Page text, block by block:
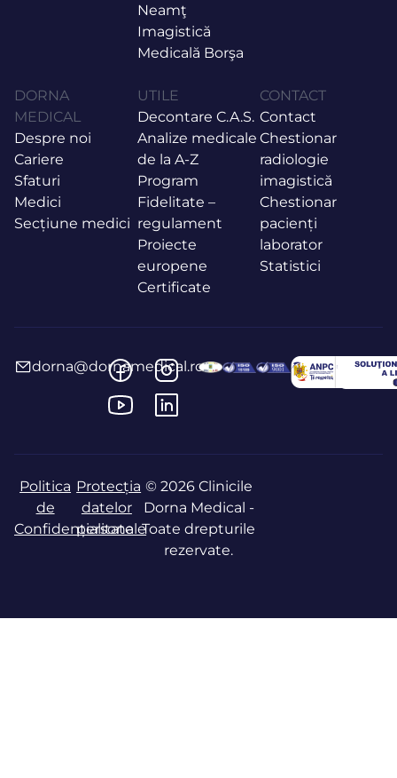
Neamţ
Imagistică
Medicală Borşa
DORNA
MEDICAL
Despre noi
Cariere
Sfaturi
Medici
Secțiune medici
UTILE
Decontare C.A.S.
Analize medicale
de la A-Z
Program
Fidelitate –
regulament
Proiecte
europene
Certificate
CONTACT
Contact
Chestionar
radiologie
imagistică
Chestionar
pacienți
laborator
Statistici
dorna@dornamedical.ro
Politica
de
Confidențialitate
Protecția
datelor
personale
© 2026 Clinicile
Dorna Medical -
Toate drepturile
rezervate.